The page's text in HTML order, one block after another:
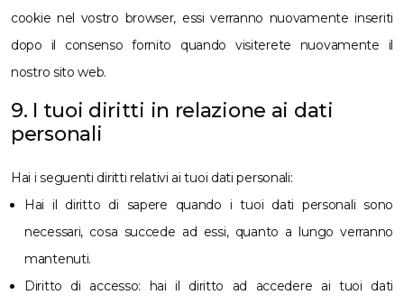
cookie nel vostro browser, essi verranno nuovamente inseriti
dopo il consenso fornito quando visiterete nuovamente il
nostro sito web.
9. I tuoi diritti in relazione ai dati
personali
Hai i seguenti diritti relativi ai tuoi dati personali:
Hai il diritto di sapere quando i tuoi dati personali sono
necessari, cosa succede ad essi, quanto a lungo verranno
mantenuti.
Diritto di accesso: hai il diritto ad accedere ai tuoi dati